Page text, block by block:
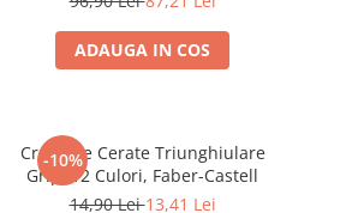
ADAUGA IN COS
-10%
Creioane Cerate Triunghiulare
Grip, 12 Culori, Faber-Castell
14,90 Lei13,41 Lei